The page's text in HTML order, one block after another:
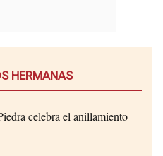
HERMANAS
celebra el anillamiento